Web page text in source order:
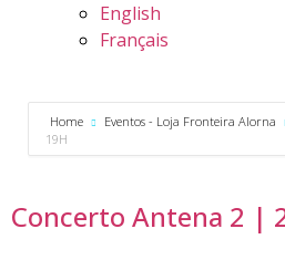
English
Français
Home Eventos - Loja Fronteira Alorna
19H
Concerto Antena 2 |